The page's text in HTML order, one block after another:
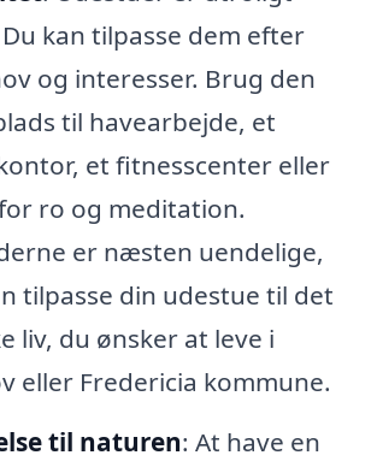
kan tilpasse dem efter
og interesser. Brug den
til havearbejde, et
et fitnesscenter eller
ro og meditation.
er næsten uendelige,
tilpasse din udestue til det
liv, du ønsker at leve i
eller Fredericia kommune.
til naturen: At have en